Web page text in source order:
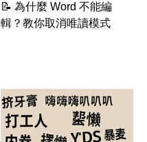
📝 為什麼 Word 不能編
輯？教你取消唯讀模式